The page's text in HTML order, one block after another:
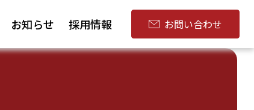
お知らせ 採用情報 お問い合わせ